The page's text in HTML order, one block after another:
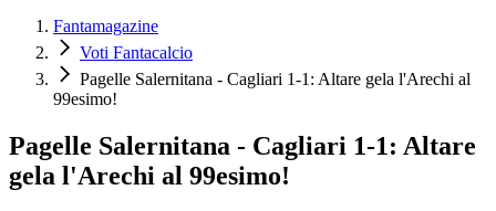
Fantamagazine
Voti Fantacalcio
Pagelle Salernitana - Cagliari 1-1: Altare gela l'Arechi al
99esimo!
Pagelle Salernitana - Cagliari 1-1: Altare
gela l'Arechi al 99esimo!